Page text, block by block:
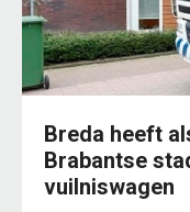
Breda heeft
Brabantse
vuilniswagen